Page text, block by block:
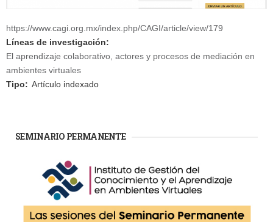
https://www.cagi.org.mx/index.php/CAGI/article/view/179
Líneas de investigación:
El aprendizaje colaborativo, actores y procesos de mediación en
ambientes virtuales
Tipo: Artículo indexado
SEMINARIO PERMANENTE